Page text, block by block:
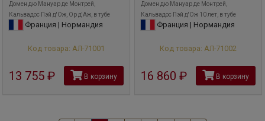
Домен дю Мануар де Монтрей,
Кальвадос Пэй д'Ож, Ор д'Аж, в тубе
Франция | Нормандия
Код товара: АЛ-71001
13 755 рубВ корзину
Домен дю Мануар де Монтрей,
Кальвадос Пэй д'Ож 10 лет, в тубе
Франция | Нормандия
Код товара: АЛ-71002
16 860 рубВ корзину